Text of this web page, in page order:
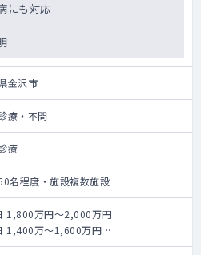
にも対応
金沢市
療・不問
療
名程度・施設複数施設
1,800万円〜2,000万円
1,400万〜1,600万円
は目安となります